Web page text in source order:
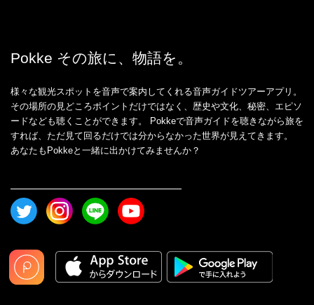
Pokke その旅に、物語を。
様々な観光スポットを音声で案内してくれる音声ガイドツアーアプリ。
その場所の見どころポイントだけではなく、歴史や文化、秘密、エピソ
ードなども聴くことができます。 Pokkeで音声ガイドを聴きながら旅を
すれば、ただ見て回るだけでは分からなかった世界が見えてきます。
あなたもPokkeと一緒に出かけてみませんか？